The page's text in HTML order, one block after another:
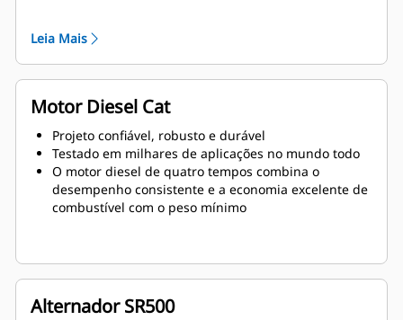
Leia Mais
Motor Diesel Cat
Projeto confiável, robusto e durável
Testado em milhares de aplicações no mundo todo
O motor diesel de quatro tempos combina o
desempenho consistente e a economia excelente de
combustível com o peso mínimo
Alternador SR500